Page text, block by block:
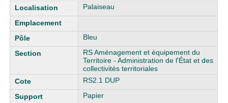
Liste des exemplaires Palaiseau
Bleu
RS Aménagement et équipement du
Territoire - Administration de l'État et des
collectivités territoriales
RS2.1 DUP
Papier